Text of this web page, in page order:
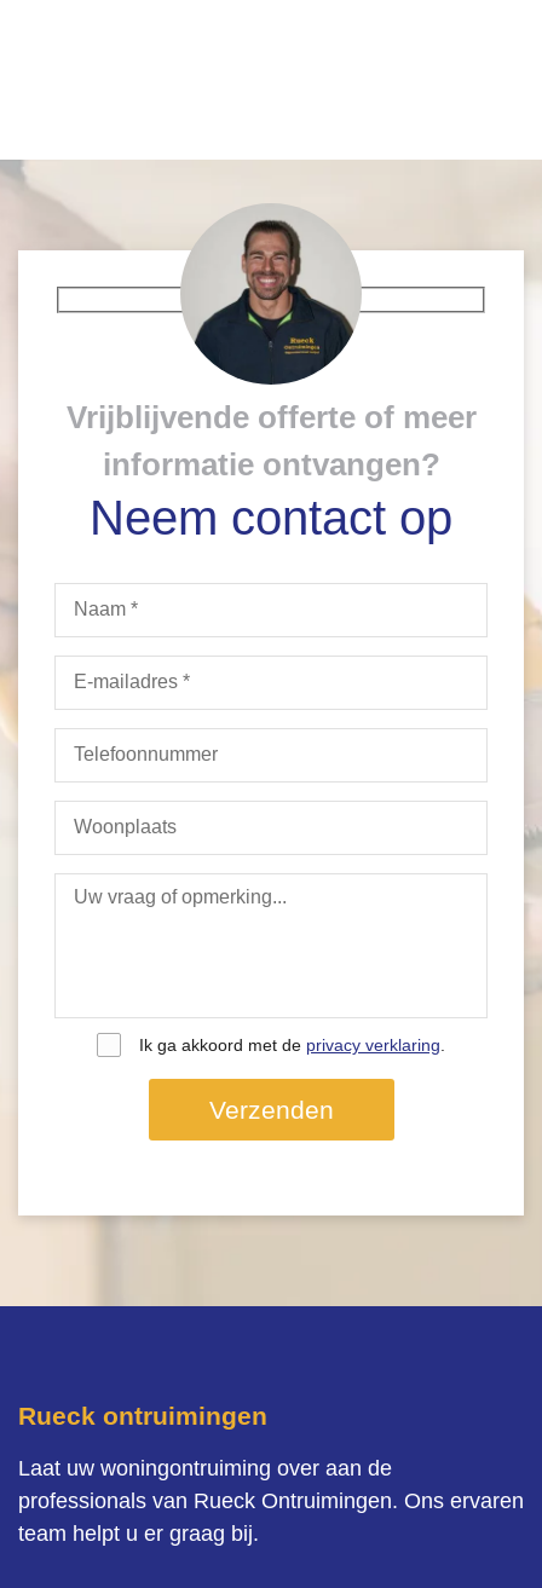
Vrijblijvende offerte of meer
informatie ontvangen?
Neem contact op
Ik ga akkoord met de privacy verklaring
Verzenden
Rueck ontruimingen
Laat uw woningontruiming over aan de
professionals van Rueck Ontruimingen. Ons ervaren
team helpt u er graag bij.